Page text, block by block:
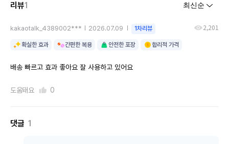
리뷰1
kakaotalk_4389002*** 2026.07.09 1차리뷰 2,201
확실한 효과 간편한 복용 안전한 포장 합리적 가격
배송 빠르고 효과 좋아요 잘 사용하고 있어요
도움돼요 0
댓글 1